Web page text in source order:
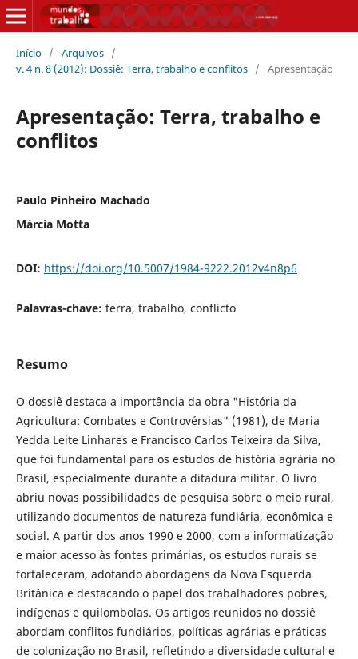
Início / Arquivos /
v. 4 n. 8 (2012): Dossiê: Terra, trabalho e conflitos / Apresentação
Apresentação: Terra, trabalho e
conflitos
Paulo Pinheiro Machado
Márcia Motta
DOI: https://doi.org/10.5007/1984-9222.2012v4n8p6
Palavras-chave: terra, trabalho, conflicto
Resumo
O dossiê destaca a importância da obra "História da
Agricultura: Combates e Controvérsias" (1981), de Maria
Yedda Leite Linhares e Francisco Carlos Teixeira da Silva,
que foi fundamental para os estudos de história agrária no
Brasil, especialmente durante a ditadura militar. O livro
abriu novas possibilidades de pesquisa sobre o meio rural,
utilizando documentos de natureza fundiária, econômica e
social. A partir dos anos 1990 e 2000, com a informatização
e maior acesso às fontes primárias, os estudos rurais se
fortaleceram, adotando abordagens da Nova Esquerda
Britânica e destacando o papel dos trabalhadores pobres,
indígenas e quilombolas. Os artigos reunidos no dossiê
abordam conflitos fundiários, políticas agrárias e práticas
de colonização no Brasil, refletindo a diversidade cultural e